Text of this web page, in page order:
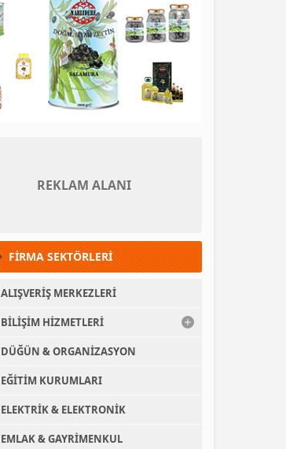
REKLAM ALANI
FİRMA SEKTÖRLERİ
ALIŞVERIŞ MERKEZLERI
BILIŞIM HIZMETLERI
DÜĞÜN & ORGANIZASYON
EĞITIM KURUMLARI
ELEKTRIK & ELEKTRONIK
EMLAK & GAYRIMENKUL